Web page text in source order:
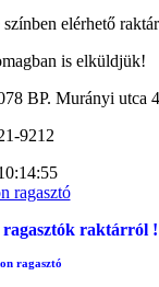
elérhető
is elküldjük!
BP. Murányi utca
9212
ragasztó
ragasztók raktárról !
ragasztó